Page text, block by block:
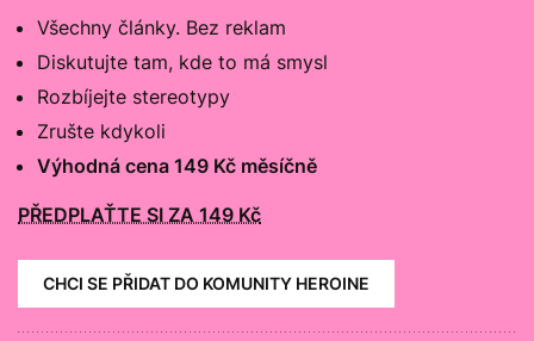
Všechny články. Bez reklam
Diskutujte tam, kde to má smysl
Rozbíjejte stereotypy
Zrušte kdykoli
Výhodná cena 149 Kč měsíčně
PŘEDPLAŤTE SI ZA 149 Kč
CHCI SE PŘIDAT DO KOMUNITY HEROINE